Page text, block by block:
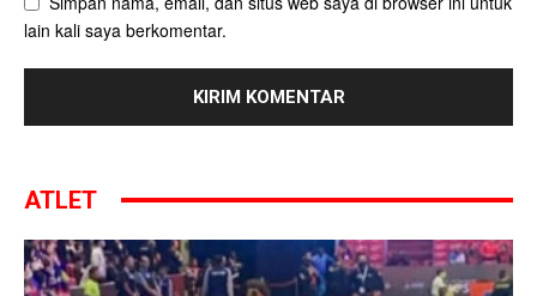
lain kali saya berkomentar.
ATLET